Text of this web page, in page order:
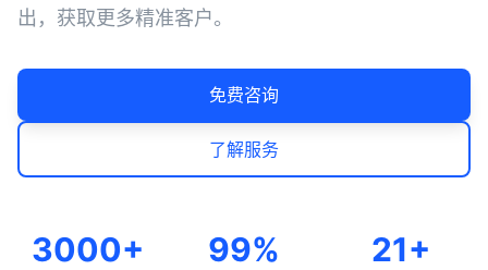
出，获取更多精准客户。
免费咨询
了解服务
3000+ 99% 21+